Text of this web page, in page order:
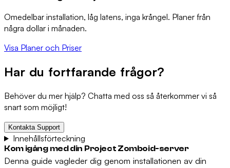
Omedelbar installation, låg latens, inga krångel. Planer från
några dollar i månaden.
Visa Planer och Priser
Har du fortfarande frågor?
Behöver du mer hjälp? Chatta med oss så återkommer vi så
snart som möjligt!
Kontakta Support
Innehållsförteckning
Kom igång med din Project Zomboid-server
Denna guide vagleder dig genom installationen av din